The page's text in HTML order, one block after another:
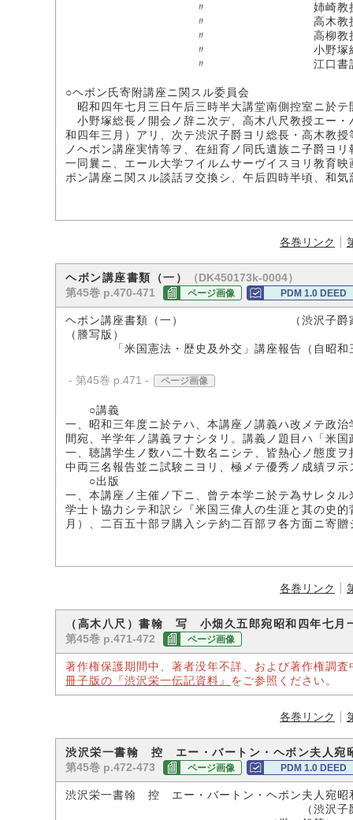
〃 姉崎教
〃 高木教
〃 高柳教
〃 小野塚総
〃 江口書記
○ヘボン氏寄附講座ニ関スル委員会
昭和四年七月三日午后三時半大講堂南側控室ニ於テ
小野塚総長ノ開会ノ辞ニ次デ、高木八尺教授エー
和四年三月）アリ、次テ渋沢子爵ヨリ総長・高木教
ノヘボン講座実情等ヲ、在紐育ノ同氏遺族ニ子爵ヨ
一同曩ニ、エール大学フイルムサーヴイスヨリ教育
ボン講座ニ関スル談話ヲ交換シ、午后四時半頃、和気
各巻リンク
ヘボン講座書類（一）
（DK450173k-0004）
第45巻 p.470-471
ページ画像 PDM 1.0 DEED
ヘボン講座書類（一） （渋沢子爵家
（謄写版）
「米国憲法・歴史及外交」講座報告（自昭和三
- 第45巻 p.471 - ページ画像
○講義
一、昭和三年度ニ於テハ、本講座ノ講義ハ改メテ政
間宛、半学年ノ講義ヲナシタリ。講義ノ題目ハ「米国
一、聴講学生ノ数ハ二十数名ニシテ、皆熱心ノ態度
中両三名報告並ニ試験ニヨリ、極メテ優秀ノ成績ヲ
○出版
一、本講座ノ主催ノ下ニ、曾テ本学ニ於テ為サレタ
学士ト協力シテ和訳シ『米国三偉人の生涯と其の史
月）、二百五十部ヲ購入シテ約二百部ヲ各方面ニ寄贈
各巻リンク
（高木八尺）書翰 写 小畑久五郎宛昭和四年七月
第45巻 p.471-472 ページ画像
著作権保護期間中、著者没年不詳、および著作権調
冊子版の『渋沢栄一伝記資料』 をご参照ください。
各巻リンク
渋沢栄一書翰 控 エー・バートン・ヘボン夫人宛
第45巻 p.472-473 ページ画像 PDM 1.0 DEED
渋沢栄一書翰 控 エー・バートン・ヘボン夫人宛昭
（渋沢子爵家所